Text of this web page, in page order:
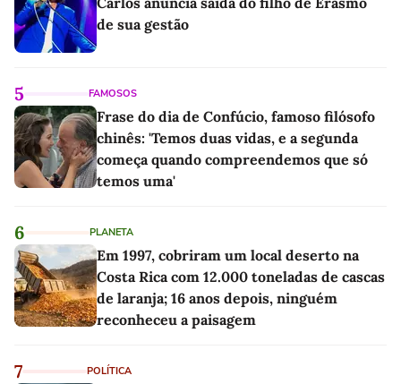
de sua gestão
5 FAMOSOS
Frase do dia de Confúcio, famoso filósofo
chinês: 'Temos duas vidas, e a segunda
começa quando compreendemos que só
temos uma'
6 PLANETA
Em 1997, cobriram um local deserto na
Costa Rica com 12.000 toneladas de cascas
de laranja; 16 anos depois, ninguém
reconheceu a paisagem
7 POLÍTICA